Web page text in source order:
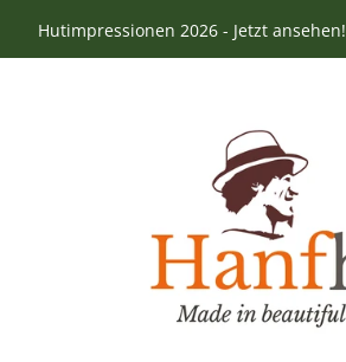
Hutimpressionen 2026 - Jetzt ansehen!